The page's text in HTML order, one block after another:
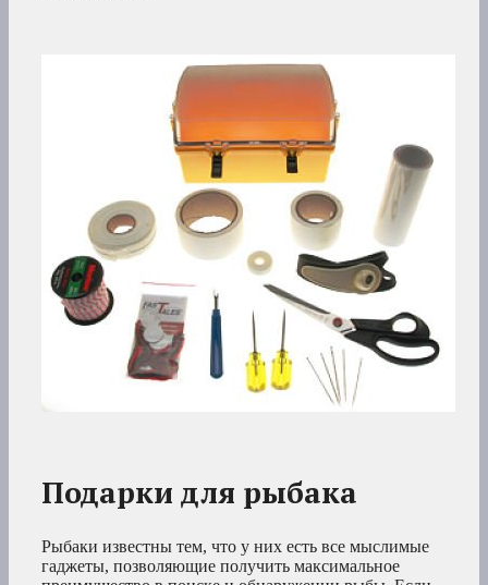
Подарки для рыбака
Рыбаки известны тем, что у них есть все мыслимые
гаджеты, позволяющие получить максимальное